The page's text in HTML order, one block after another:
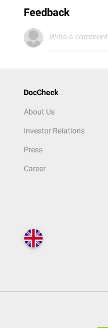
Feedback
Write a
DocCheck
About Us
Investor Relations
Press
Career